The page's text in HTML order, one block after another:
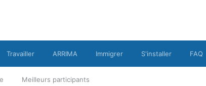
Meilleurs participants
Travailler ARRIMA Immigrer S'installer FAQ